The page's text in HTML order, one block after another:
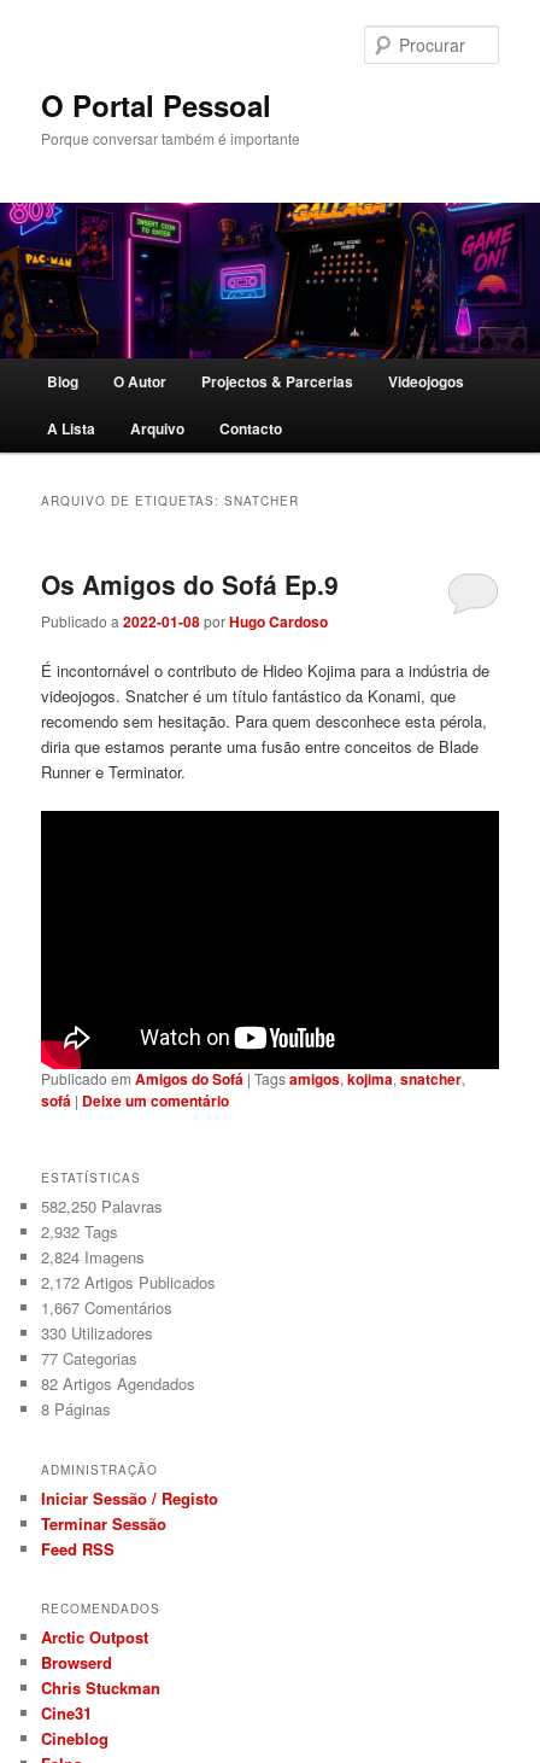
primário
secundárioO Portal Pessoal
Porque conversar também é importante
Blog O Autor Projectos & Parcerias Videojogos
A Lista Arquivo Contacto
ARQUIVO DE ETIQUETAS:SNATCHER
Os Amigos do Sofá Ep.9
Publicado a2022-01-08porHugo Cardoso
É incontornável o contributo de Hideo Kojima para a indústria de
videojogos. Snatcher é um título fantástico da Konami, que
recomendo sem hesitação. Para quem desconhece esta pérola,
diria que estamos perante uma fusão entre conceitos de Blade
Runner e Terminator.
Publicado em Amigos do Sofá |Tagsamigos,kojima,snatcher,
sofá | Deixe um comentário
ESTATÍSTICAS
582,250 Palavras
2,932 Tags
2,824 Imagens
2,172 Artigos Publicados
1,667 Comentários
330 Utilizadores
77 Categorias
82 Artigos Agendados
8 Páginas
ADMINISTRAÇÃO
Iniciar Sessão / Registo
Terminar Sessão
Feed RSS
RECOMENDADOS
Arctic Outpost
Browserd
Chris Stuckman
Cine31
Cineblog